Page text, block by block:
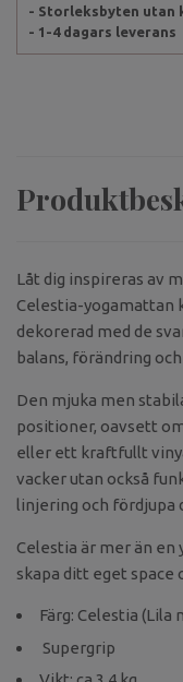
- Storleksbyten utan
- 1-4 dagars leverans
Låt dig inspireras av
Celestia-yogamattan
dekorerad med de
balans, förändring
Den mjuka men
positioner, oavsett
eller ett kraftfullt
vacker utan också
linjering och fördjupa
Celestia är mer än
skapa ditt eget space
Färg: Celestia
Supergrip